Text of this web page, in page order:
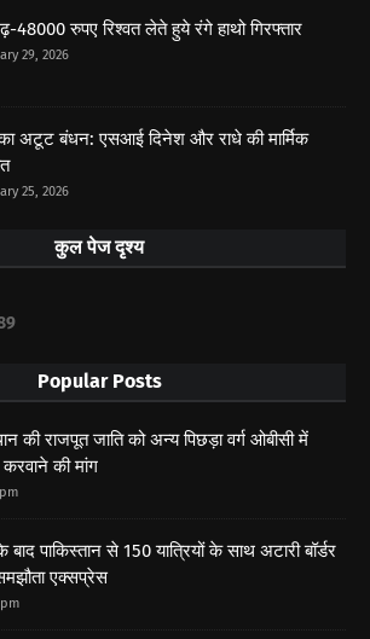
48000 रुपए रिश्वत लेते हुये रंगे हाथो गिरफ्तार
29, 2026
का अटूट बंधन: एसआई दिनेश और राधे की मार्मिक
25, 2026
कुल पेज दृश्य
9
Popular Posts
की राजपूत जाति को अन्य पिछड़ा वर्ग ओबीसी में
करवाने की मांग
बाद पाकिस्तान से 150 यात्रियों के साथ अटारी बॉर्डर
एक्सप्रेस